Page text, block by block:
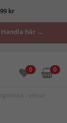
kr
Handla här →
0 0
i velour